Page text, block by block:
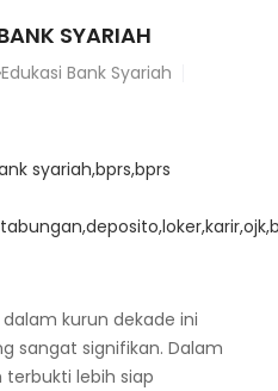
SYARIAH
Edukasi Bank Syariah
kurun dekade ini
sangat signifikan. Dalam
terbukti lebih siap